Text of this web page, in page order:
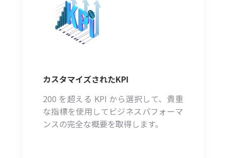
カスタマイズされたKPI
200 を超える KPI から選択して、貴重
な指標を使用してビジネスパフォーマ
ンスの完全な概要を取得します。